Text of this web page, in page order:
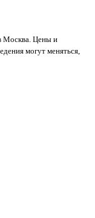
Москва. Цены и
могут меняться,